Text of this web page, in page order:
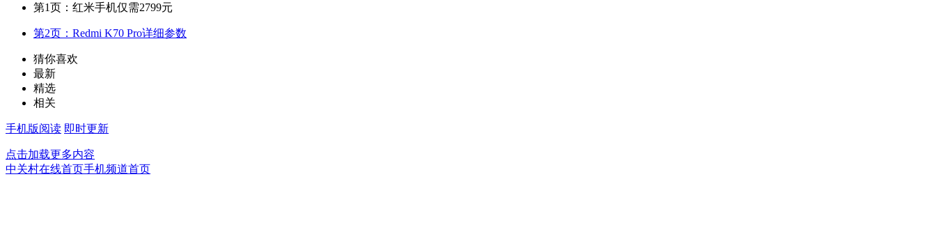
第1页：红米手机仅需2799元
第2页：Redmi K70 Pro详细参数
猜你喜欢
最新
精选
相关
手机版阅读 即时更新
点击加载更多内容
中关村在线首页手机频道首页